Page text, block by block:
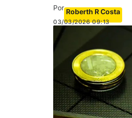
Por Roberth R Costa
03/03/2026 09:13